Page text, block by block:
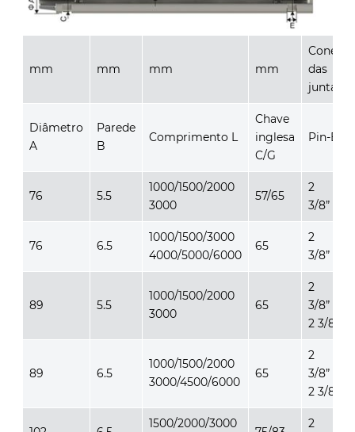
mm mm mm mm
Conexão
das
juntas
Diâmetro
A
Parede
B
Comprimento L
Chave
inglesa
C/G
Pin-Box
76 5.5
1000/1500/2000
3000
57/65
2
3/8”
76 6.5
1000/1500/3000
4000/5000/6000
65
2
3/8”
89 5.5
1000/1500/2000
3000
65
2
3/8”
2 3/8” IF
89 6.5
1000/1500/2000
3000/4500/6000
65
2
3/8”
2 3/8” IF
1500/2000/3000
2